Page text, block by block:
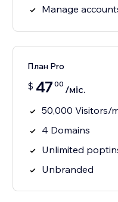
Manage
План Pro
$ 47 00 /міс.
50,000 Visitors/
4 Domains
Unlimited
Unbranded